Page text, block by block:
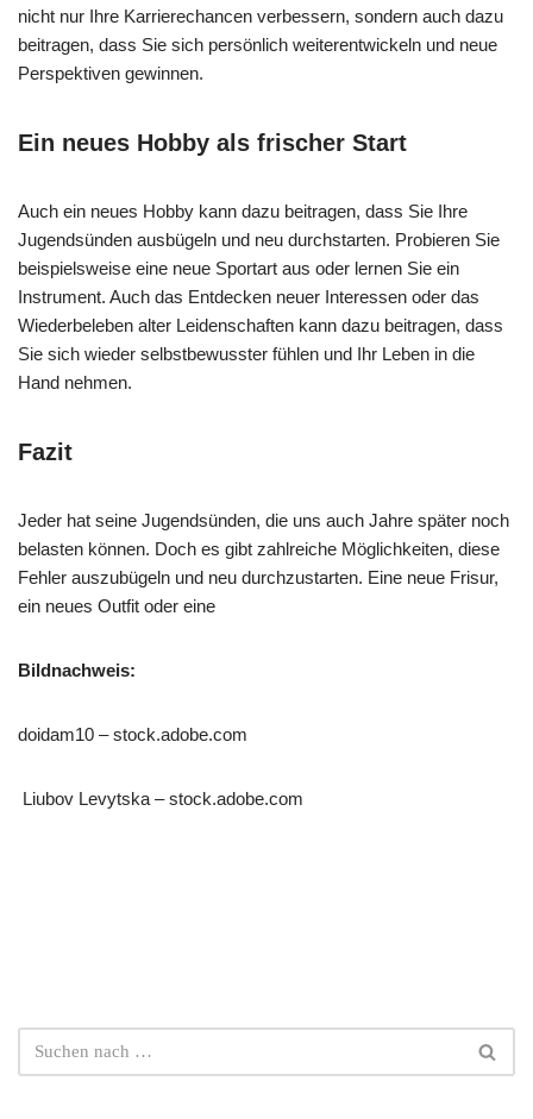
nicht nur Ihre Karrierechancen verbessern, sondern auch dazu
beitragen, dass Sie sich persönlich weiterentwickeln und neue
Perspektiven gewinnen.
Ein neues Hobby als frischer Start
Auch ein neues Hobby kann dazu beitragen, dass Sie Ihre
Jugendsünden ausbügeln und neu durchstarten. Probieren Sie
beispielsweise eine neue Sportart aus oder lernen Sie ein
Instrument. Auch das Entdecken neuer Interessen oder das
Wiederbeleben alter Leidenschaften kann dazu beitragen, dass
Sie sich wieder selbstbewusster fühlen und Ihr Leben in die
Hand nehmen.
Fazit
Jeder hat seine Jugendsünden, die uns auch Jahre später noch
belasten können. Doch es gibt zahlreiche Möglichkeiten, diese
Fehler auszubügeln und neu durchzustarten. Eine neue Frisur,
ein neues Outfit oder eine
Bildnachweis:
doidam10 – stock.adobe.com
Liubov Levytska – stock.adobe.com